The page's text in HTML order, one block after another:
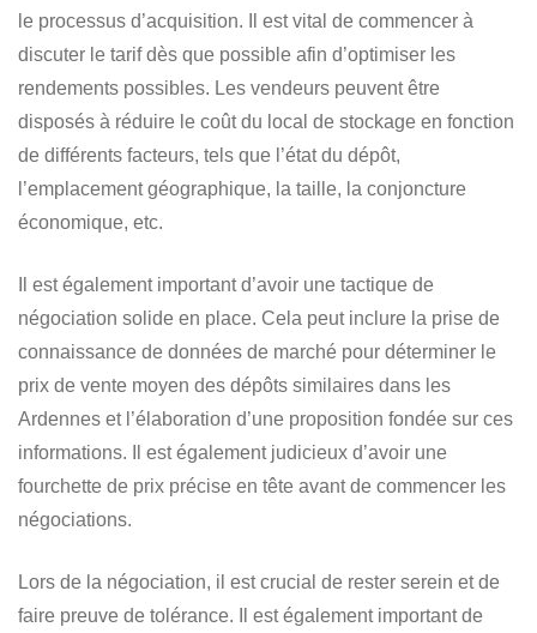
le processus d’acquisition. Il est vital de commencer à
discuter le tarif dès que possible afin d’optimiser les
rendements possibles. Les vendeurs peuvent être
disposés à réduire le coût du local de stockage en fonction
de différents facteurs, tels que l’état du dépôt,
l’emplacement géographique, la taille, la conjoncture
économique, etc.
Il est également important d’avoir une tactique de
négociation solide en place. Cela peut inclure la prise de
connaissance de données de marché pour déterminer le
prix de vente moyen des dépôts similaires dans les
Ardennes et l’élaboration d’une proposition fondée sur ces
informations. Il est également judicieux d’avoir une
fourchette de prix précise en tête avant de commencer les
négociations.
Lors de la négociation, il est crucial de rester serein et de
faire preuve de tolérance. Il est également important de